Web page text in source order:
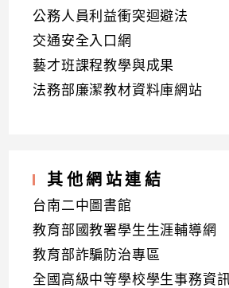
公務人員利益衝突迴避法
交通安全入口網
藝才班課程教學與成果
法務部廉潔教材資料庫網站
其他網站連結
台南二中圖書館
教育部國教署學生生涯輔導網
教育部詐騙防治專區
全國高級中等學校學生事務資